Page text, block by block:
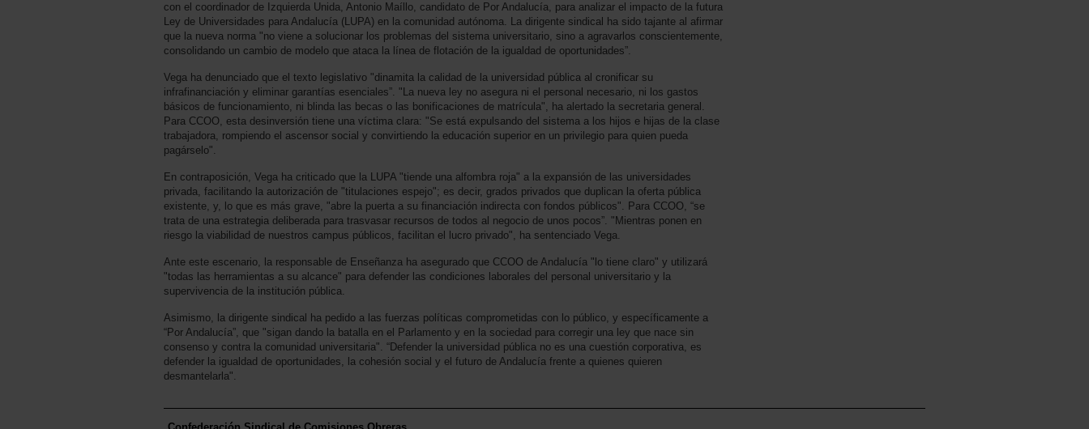
con el coordinador de Izquierda Unida, Antonio Maíllo, candidato de Por Andalucía, para analizar el impacto de la futura
Ley de Universidades para Andalucía (LUPA) en la comunidad autónoma. La dirigente sindical ha sido tajante al afirmar
que la nueva norma "no viene a solucionar los problemas del sistema universitario, sino a agravarlos conscientemente,
consolidando un cambio de modelo que ataca la línea de flotación de la igualdad de oportunidades”.
Vega ha denunciado que el texto legislativo "dinamita la calidad de la universidad pública al cronificar su
infrafinanciación y eliminar garantías esenciales”. "La nueva ley no asegura ni el personal necesario, ni los gastos
básicos de funcionamiento, ni blinda las becas o las bonificaciones de matrícula", ha alertado la secretaria general.
Para CCOO, esta desinversión tiene una víctima clara: "Se está expulsando del sistema a los hijos e hijas de la clase
trabajadora, rompiendo el ascensor social y convirtiendo la educación superior en un privilegio para quien pueda
pagárselo".
En contraposición, Vega ha criticado que la LUPA "tiende una alfombra roja" a la expansión de las universidades
privada, facilitando la autorización de "titulaciones espejo"; es decir, grados privados que duplican la oferta pública
existente, y, lo que es más grave, "abre la puerta a su financiación indirecta con fondos públicos". Para CCOO, “se
trata de una estrategia deliberada para trasvasar recursos de todos al negocio de unos pocos”. "Mientras ponen en
riesgo la viabilidad de nuestros campus públicos, facilitan el lucro privado", ha sentenciado Vega.
Ante este escenario, la responsable de Enseñanza ha asegurado que CCOO de Andalucía "lo tiene claro" y utilizará
"todas las herramientas a su alcance" para defender las condiciones laborales del personal universitario y la
supervivencia de la institución pública.
Asimismo, la dirigente sindical ha pedido a las fuerzas políticas comprometidas con lo público, y específicamente a
“Por Andalucía”, que "sigan dando la batalla en el Parlamento y en la sociedad para corregir una ley que nace sin
consenso y contra la comunidad universitaria". “Defender la universidad pública no es una cuestión corporativa, es
defender la igualdad de oportunidades, la cohesión social y el futuro de Andalucía frente a quienes quieren
desmantelarla".